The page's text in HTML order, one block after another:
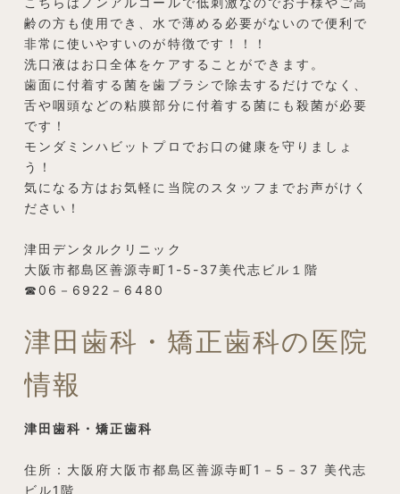
齢の方も使用でき、水で薄める必要がないので便利で
非常に使いやすいのが特徴です！！！
洗口液はお口全体をケアすることができます。
歯面に付着する菌を歯ブラシで除去するだけでなく、
舌や咽頭などの粘膜部分に付着する菌にも殺菌が必要
です！
モンダミンハビットプロでお口の健康を守りましょ
う！
気になる方はお気軽に当院のスタッフまでお声がけく
ださい！
津田デンタルクリニック
大阪市都島区善源寺町1-5-37美代志ビル１階
☎06－6922－6480
津田歯科・矯正歯科の医院
情報
津田歯科・矯正歯科
住所：大阪府大阪市都島区善源寺町1－5－37 美代志
ビル1階